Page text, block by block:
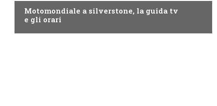
Motomondiale a silverstone, la guida tv
e gli orari